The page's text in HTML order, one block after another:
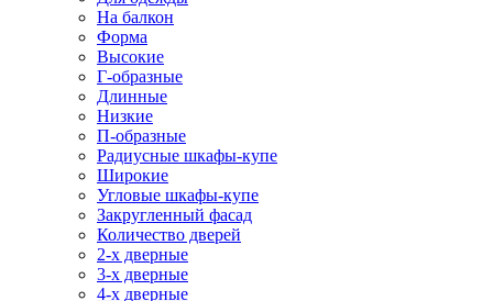
На балкон
Форма
Высокие
Г-образные
Длинные
Низкие
П-образные
Радиусные шкафы-купе
Широкие
Угловые шкафы-купе
Закругленный фасад
Количество дверей
2-х дверные
3-х дверные
4-х дверные